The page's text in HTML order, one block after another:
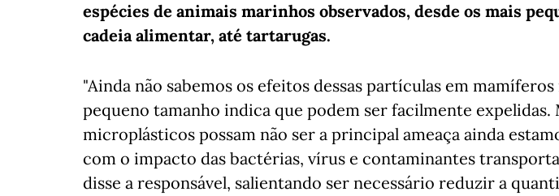
espécies de animais marinhos observados, desde os mais
cadeia alimentar, até tartarugas.
"Ainda não sabemos os efeitos dessas partículas em
pequeno tamanho indica que podem ser facilmente expelidas.
microplásticos possam não ser a principal ameaça ainda
com o impacto das bactérias, vírus e contaminantes
disse a responsável, salientando ser necessário reduzir a